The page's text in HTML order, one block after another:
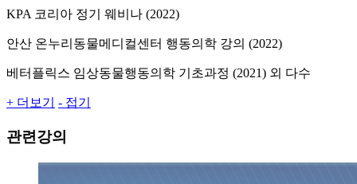
KPA 코리아 정기 웨비나 (2022)
안산 온누리동물메디컬센터 행동의학 강의 (2022)
베터플릭스 임상동물행동의학 기초과정 (2021) 외 다수
+ 더보기 - 접기
관련강의